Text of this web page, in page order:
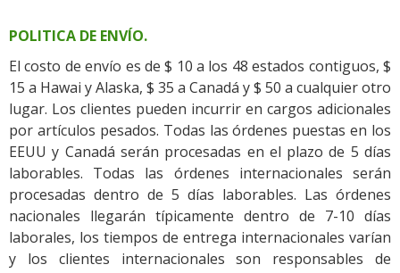
POLITICA DE ENVÍO.
El costo de envío es de $ 10 a los 48 estados contiguos, $
15 a Hawai y Alaska, $ 35 a Canadá y $ 50 a cualquier otro
lugar. Los clientes pueden incurrir en cargos adicionales
por artículos pesados. Todas las órdenes puestas en los
EEUU y Canadá serán procesadas en el plazo de 5 días
laborables. Todas las órdenes internacionales serán
procesadas dentro de 5 días laborables. Las órdenes
nacionales llegarán típicamente dentro de 7-10 días
laborales, los tiempos de entrega internacionales varían
y los clientes internacionales son responsables de